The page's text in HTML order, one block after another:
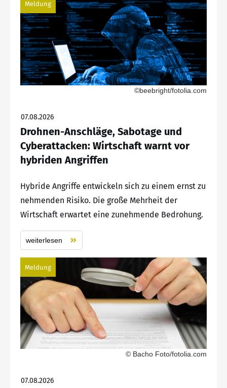
Meldung
©beebright/fotolia.com
07.08.2026
Drohnen-Anschläge, Sabotage und
Cyberattacken: Wirtschaft warnt vor
hybriden Angriffen
Hybride Angriffe entwickeln sich zu einem ernst zu
nehmenden Risiko. Die große Mehrheit der
Wirtschaft erwartet eine zunehmende Bedrohung.
weiterlesen
Meldung
© Bacho Foto/fotolia.com
07.08.2026